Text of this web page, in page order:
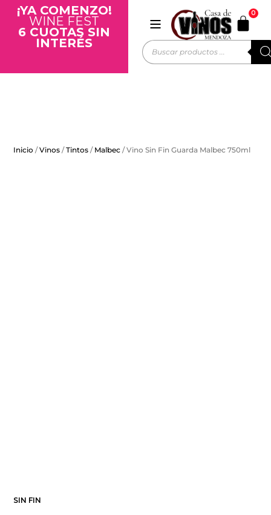
¡YA COMENZO!
WINE FEST
6 CUOTAS SIN
INTERÉS
0
Inicio /Vinos /Tintos / Malbec / Vino Sin Fin Guarda Malbec 750ml
SIN FIN